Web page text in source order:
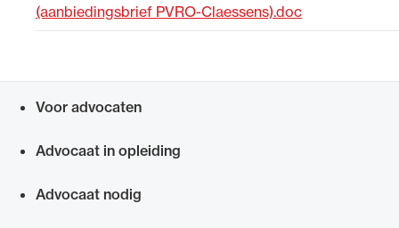
(aanbiedingsbrief PVRO-Claessens).doc
Voor advocaten
Advocaat in opleiding
Advocaat nodig
Van de Advocatenwet tot de Verordening op